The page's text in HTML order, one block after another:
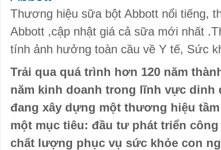
Thương hiệu sữa bột Abbott nổi tiếng,
Abbott ,cập nhật giá cả sữa mới nhất
tính ảnh hưởng toàn cầu về Y tế, Sức
Trải qua quá trình hơn 120 năm
năm kinh doanh trong lĩnh vực dinh
đang xây dựng một thương hiệu
một mục tiêu: đầu tư phát triển
chất lượng phục vụ sức khỏe con